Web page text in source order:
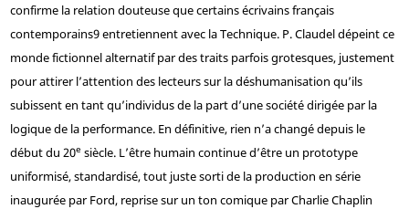
confirme la relation douteuse que certains écrivains français
contemporains9entretiennent avec la Technique. P. Claudel dépeint ce
monde fictionnel alternatif par des traits parfois grotesques, justement
pour attirer l’attention des lecteurs sur la déshumanisation qu’ils
subissent en tant qu’individus de la part d’une société dirigée par la
logique de la performance. En définitive, rien n’a changé depuis le
début du 20e siècle. L’être humain continue d’être un prototype
uniformisé, standardisé, tout juste sorti de la production en série
inaugurée par Ford, reprise sur un ton comique par Charlie Chaplin